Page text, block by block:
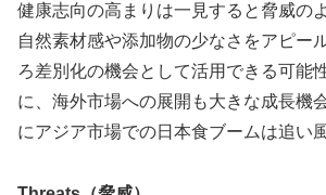
健康志向の高まりは一見すると脅威の
自然素材感や添加物の少なさをアピー
ろ差別化の機会として活用できる可能
に、海外市場への展開も大きな成長機
にアジア市場での日本食ブームは追い